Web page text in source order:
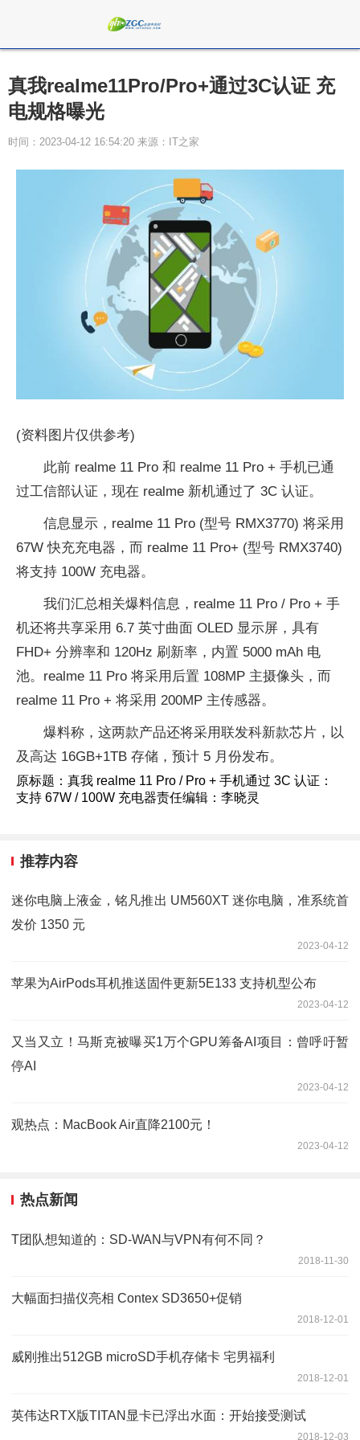
真我realme11Pro/Pro+通过3C认证 充
电规格曝光
时间：2023-04-12 16:54:20 来源：IT之家
(资料图片仅供参考)
此前 realme 11 Pro 和 realme 11 Pro + 手机已通
过工信部认证，现在 realme 新机通过了 3C 认证。
信息显示，realme 11 Pro (型号 RMX3770) 将采用
67W 快充充电器，而 realme 11 Pro+ (型号 RMX3740)
将支持 100W 充电器。
我们汇总相关爆料信息，realme 11 Pro / Pro + 手
机还将共享采用 6.7 英寸曲面 OLED 显示屏，具有
FHD+ 分辨率和 120Hz 刷新率，内置 5000 mAh 电
池。realme 11 Pro 将采用后置 108MP 主摄像头，而
realme 11 Pro + 将采用 200MP 主传感器。
爆料称，这两款产品还将采用联发科新款芯片，以
及高达 16GB+1TB 存储，预计 5 月份发布。
原标题：真我 realme 11 Pro / Pro + 手机通过 3C 认证：
支持 67W / 100W 充电器责任编辑：李晓灵
推荐内容
迷你电脑上液金，铭凡推出 UM560XT 迷你电脑，准系统首
发价 1350 元
2023-04-12
苹果为AirPods耳机推送固件更新5E133 支持机型公布
2023-04-12
又当又立！马斯克被曝买1万个GPU筹备AI项目：曾呼吁暂
停AI
2023-04-12
观热点：MacBook Air直降2100元！
2023-04-12
热点新闻
T团队想知道的：SD-WAN与VPN有何不同？
2018-11-30
大幅面扫描仪亮相 Contex SD3650+促销
2018-12-01
威刚推出512GB microSD手机存储卡 宅男福利
2018-12-01
英伟达RTX版TITAN显卡已浮出水面：开始接受测试
2018-12-03